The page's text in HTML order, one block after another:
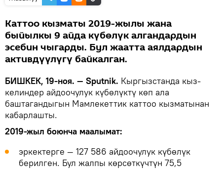
Каттоо кызматы 2019-жылы жана
быйылкы 9 айда күбөлүк алгандардын
эсебин чыгарды. Бул жаатта аялдардын
активдүүлүгү байкалган.
БИШКЕК, 19-ноя. — Sputnik. Кыргызстанда кыз-
келиндер айдоочулук күбөлүктү көп ала
баштагандыгын Мамлекеттик каттоо кызматынан
кабарлашты.
2019-жыл боюнча маалымат:
эркектерге — 127 586 айдоочулук күбөлүк
берилген. Бул жалпы көрсөткүчтүн 75,5